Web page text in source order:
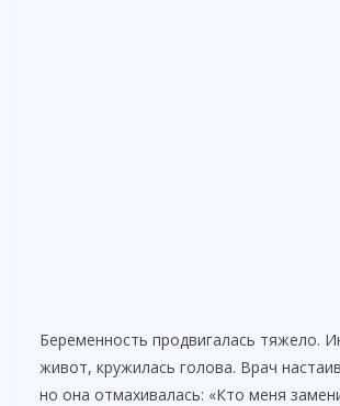
Беременность продвигалась тяжело.
живот, кружилась голова. Врач
но она отмахивалась: «Кто меня